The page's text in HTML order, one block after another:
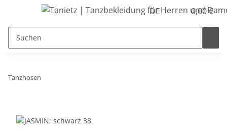
DE 0,00 €
Tanzhosen